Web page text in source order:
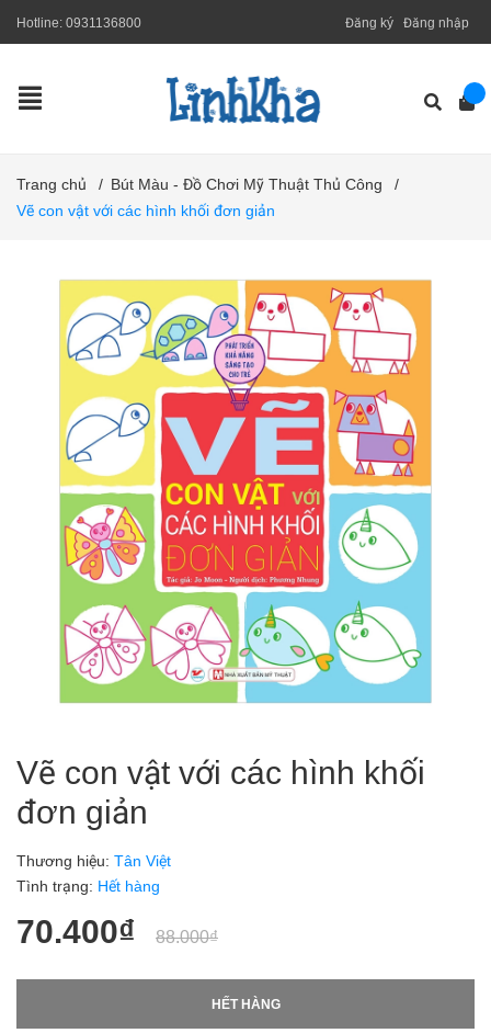
Hotline: 0931136800 Đăng ký Đăng nhập
Trang chủ / Bút Màu - Đồ Chơi Mỹ Thuật Thủ Công
/
Vẽ con vật với các hình khối đơn giản
Vẽ con vật với các hình khối
đơn giản
Thương hiệu: Tân Việt
Tình trạng: Hết hàng
70.400₫ 88.000₫
HẾT HÀNG